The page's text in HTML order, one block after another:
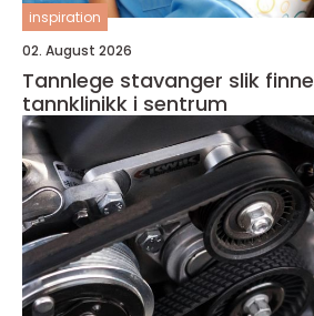
inspiration
02. August 2026
Tannlege stavanger slik finner du riktig
tannklinikk i sentrum